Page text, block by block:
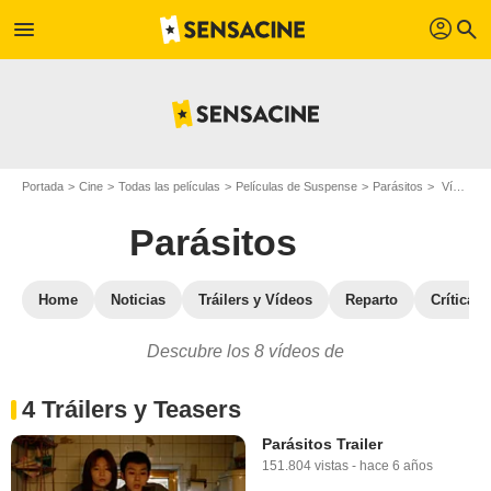
menu profil search
Portada Cine Todas las películas Películas de Suspense Parásitos Vídeos de la película Parásitos
Parásitos
Home Noticias Tráilers y Vídeos Reparto Críticas
Descubre los 8 vídeos de
4 Tráilers y Teasers
Parásitos Trailer
151.804 vistas - hace 6 años